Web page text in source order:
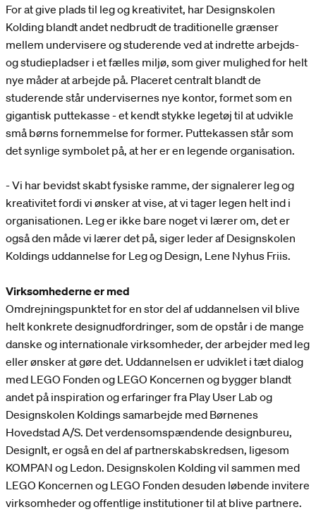
For at give plads til leg og kreativitet, har Designskolen
Kolding blandt andet nedbrudt de traditionelle grænser
mellem undervisere og studerende ved at indrette arbejds-
og studiepladser i et fælles miljø, som giver mulighed for helt
nye måder at arbejde på. Placeret centralt blandt de
studerende står undervisernes nye kontor, formet som en
gigantisk puttekasse - et kendt stykke legetøj til at udvikle
små børns fornemmelse for former. Puttekassen står som
det synlige symbolet på, at her er en legende organisation.
- Vi har bevidst skabt fysiske ramme, der signalerer leg og
kreativitet fordi vi ønsker at vise, at vi tager legen helt ind i
organisationen. Leg er ikke bare noget vi lærer om, det er
også den måde vi lærer det på, siger leder af Designskolen
Koldings uddannelse for Leg og Design, Lene Nyhus Friis.
Virksomhederne er med
Omdrejningspunktet for en stor del af uddannelsen vil blive
helt konkrete designudfordringer, som de opstår i de mange
danske og internationale virksomheder, der arbejder med leg
eller ønsker at gøre det. Uddannelsen er udviklet i tæt dialog
med LEGO Fonden og LEGO Koncernen og bygger blandt
andet på inspiration og erfaringer fra Play User Lab og
Designskolen Koldings samarbejde med Børnenes
Hovedstad A/S. Det verdensomspændende designbureu,
DesignIt, er også en del af partnerskabskredsen, ligesom
KOMPAN og Ledon. Designskolen Kolding vil sammen med
LEGO Koncernen og LEGO Fonden desuden løbende invitere
virksomheder og offentlige institutioner til at blive partnere.